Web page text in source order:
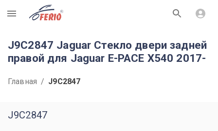
R
J9C2847 Jaguar Стекло двери задней
правой для Jaguar E-PACE X540 2017-
Главная / J9C2847
J9C2847